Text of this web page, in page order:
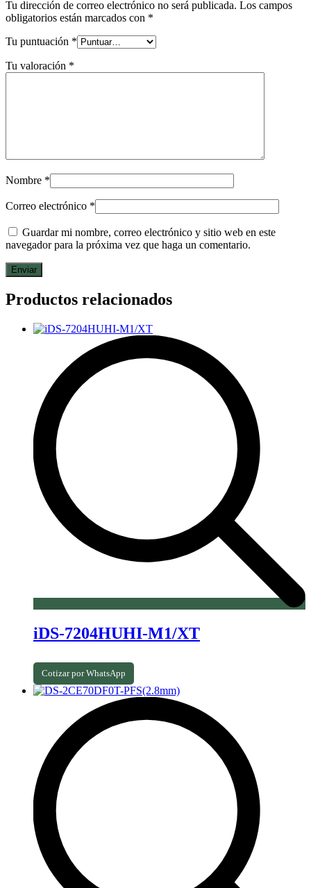
Tu dirección de correo electrónico no será publicada. Los campos
obligatorios están marcados con *
Tu puntuación *
Tu valoración *
Nombre *
Correo electrónico *
Guardar mi nombre, correo electrónico y sitio web en este
navegador para la próxima vez que haga un comentario.
Productos relacionados
iDS-7204HUHI-M1/XT
Cotizar por WhatsApp